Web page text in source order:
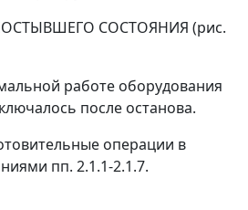
СОСТОЯНИЯ (рис.
работе оборудования
после останова.
операции в
пп. 2.1.1-2.1.7.